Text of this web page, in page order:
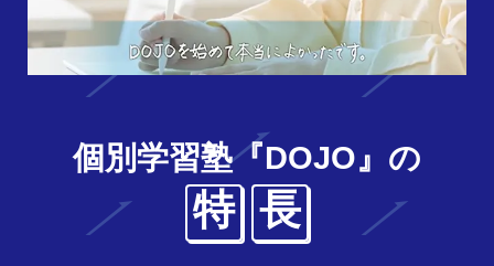
個別学習塾『DOJO』の
特 長